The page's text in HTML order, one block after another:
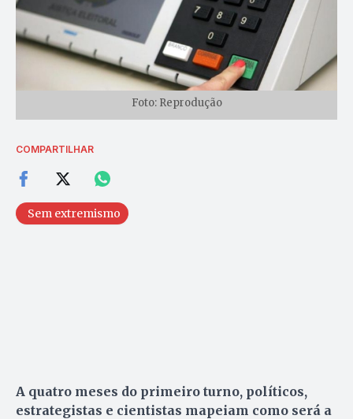
Foto: Reprodução
COMPARTILHAR
Sem extremismo
A quatro meses do primeiro turno, políticos,
estrategistas e cientistas mapeiam como será a